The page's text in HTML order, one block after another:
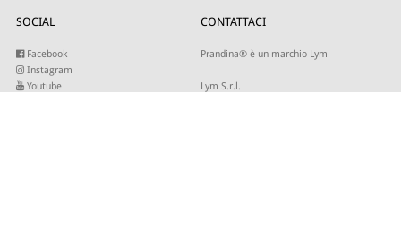
SOCIAL
Facebook
Instagram
Youtube
CONTATTACI
Prandina® è un marchio Lym
Lym S.r.l.